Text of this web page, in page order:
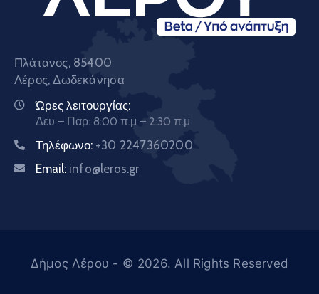
Πλάτανος, 85400
Λέρος, Δωδεκάνησα
Ώρες λειτουργίας:
Δευ – Παρ: 8:00 π.μ – 2:30 π.μ
Τηλέφωνο: +30 2247360200
Email: info@leros.gr
Δήμος Λέρου - © 2026. All Rights Reserved